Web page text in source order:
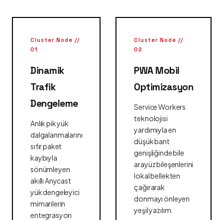
Cluster Node //
01
Dinamik
Trafik
Dengeleme
Anlık pik yük
dalgalanmalarını
sıfır paket
kaybıyla
sönümleyen
akıllı Anycast
yük dengeleyici
mimarilerin
entegrasyon
Cluster Node //
02
PWA Mobil
Optimizasyon
Service Workers
teknolojisi
yardımıyla en
düşük bant
genişliğinde bile
arayüz bileşenlerini
lokal bellekten
çağırarak
donmayı önleyen
yeşil yazılım.